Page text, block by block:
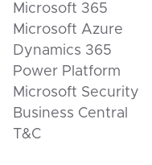
Microsoft 365
Microsoft Azure
Dynamics 365
Power Platform
Microsoft Security
Business Central
T&C